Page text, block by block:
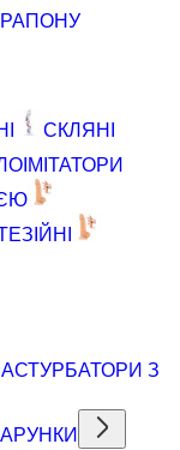
СКЛЯНІ
З